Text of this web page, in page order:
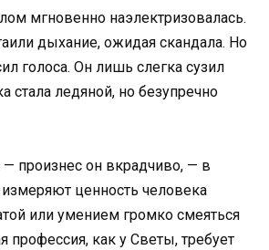
мгновенно наэлектризовалась.
дыхание, ожидая скандала. Но
голоса. Он лишь слегка сузил
стала ледяной, но безупречно
— произнес он вкрадчиво, — в
ценность человека
или умением громко смеяться
профессия, как у Светы, требует